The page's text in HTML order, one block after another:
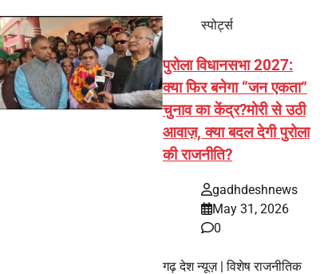
स्पोर्ट्स
पुरोला विधानसभा 2027:
क्या फिर बनेगा “जन एकता”
चुनाव का केंद्र?मोरी से उठी
आवाज़, क्या बदल देगी पुरोला
की राजनीति?
gadhdeshnews
May 31, 2026
0
गढ़ देश न्यूज़ | विशेष राजनीतिक